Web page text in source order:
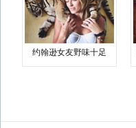
约翰逊女友野味十足